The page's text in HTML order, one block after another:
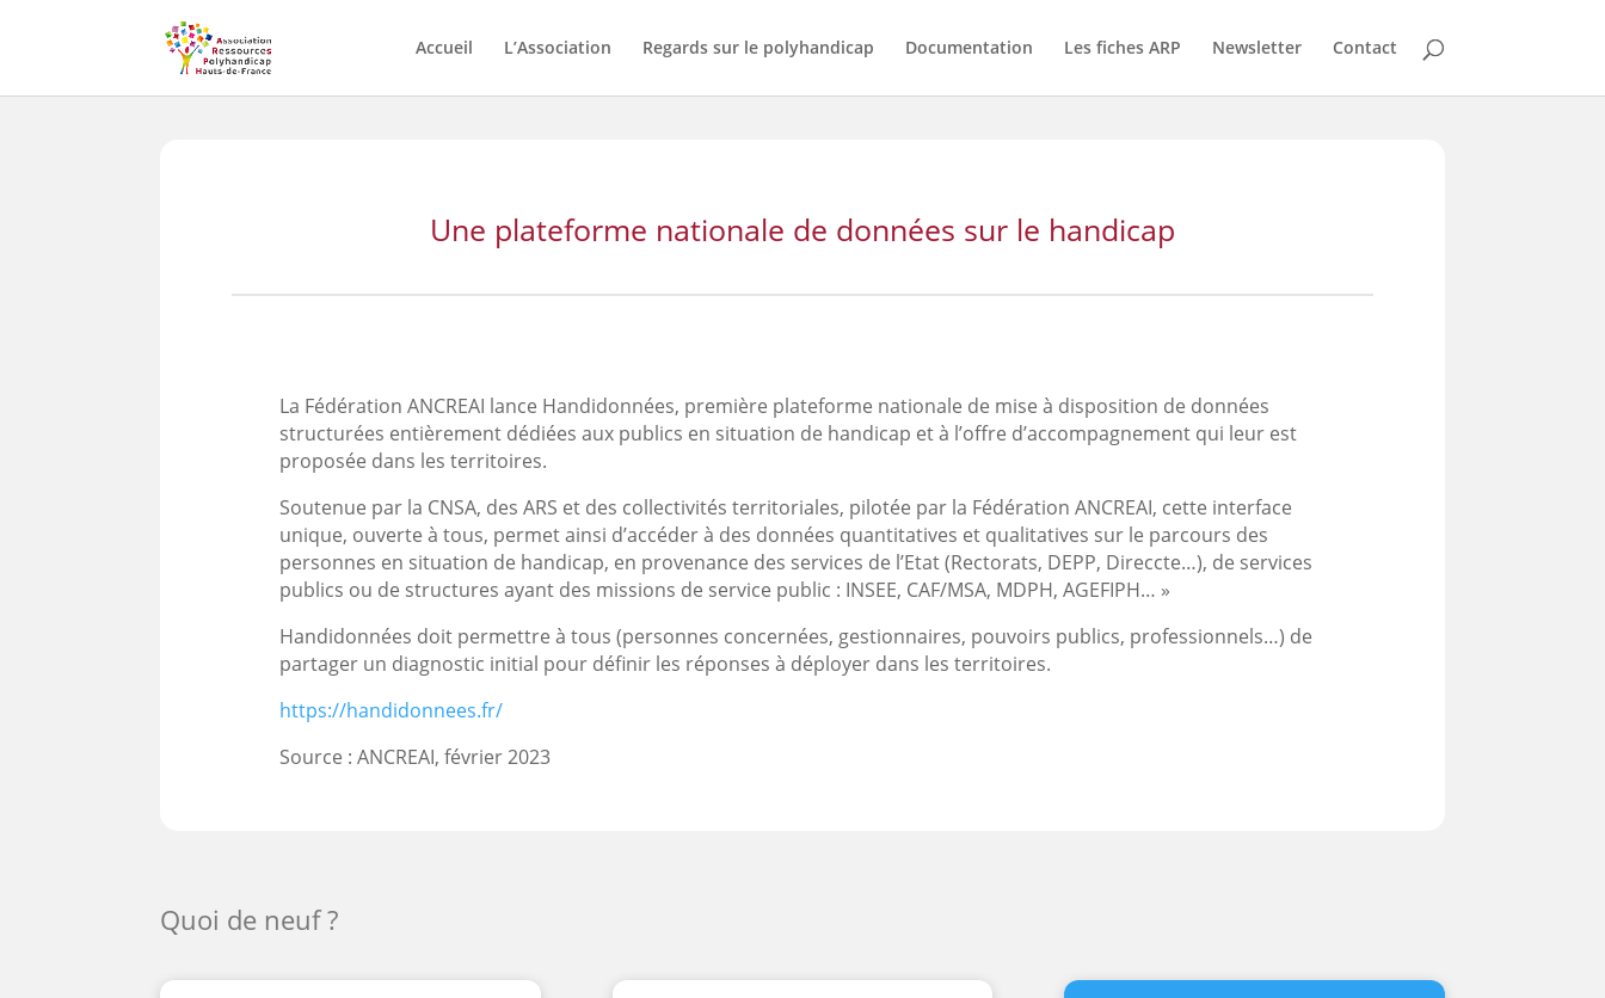
Accueil L’Association Regards sur le polyhandicap Documentation Les fiches ARP Newsletter Contact
Une plateforme nationale de données sur le handicap
La Fédération ANCREAI lance Handidonnées, première plateforme nationale de mise à disposition de données
structurées entièrement dédiées aux publics en situation de handicap et à l’offre d’accompagnement qui leur est
proposée dans les territoires.
Soutenue par la CNSA, des ARS et des collectivités territoriales, pilotée par la Fédération ANCREAI, cette interface
unique, ouverte à tous, permet ainsi d’accéder à des données quantitatives et qualitatives sur le parcours des
personnes en situation de handicap, en provenance des services de l’Etat (Rectorats, DEPP, Direccte…), de services
publics ou de structures ayant des missions de service public : INSEE, CAF/MSA, MDPH, AGEFIPH… »
Handidonnées doit permettre à tous (personnes concernées, gestionnaires, pouvoirs publics, professionnels…) de
partager un diagnostic initial pour définir les réponses à déployer dans les territoires.
https://handidonnees.fr/
Source : ANCREAI, février 2023
Quoi de neuf ?